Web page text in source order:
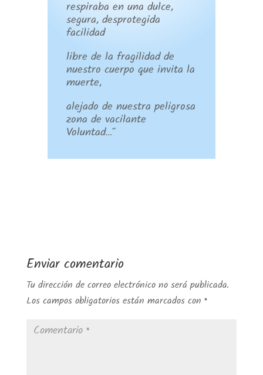
respiraba en una dulce,
segura, desprotegida
facilidad
libre de la fragilidad de
nuestro cuerpo que invita la
muerte,
alejado de nuestra peligrosa
zona de vacilante
Voluntad…”
Enviar comentario
Tu dirección de correo electrónico no será publicada.
Los campos obligatorios están marcados con *